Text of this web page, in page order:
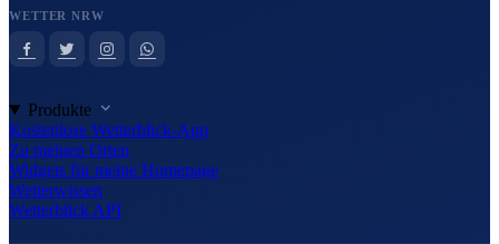
WETTER NRW
Produkte
Kostenlose Wetterblick-App
Zu meinen Orten
Widgets für meine Homepage
Wetterwissen
Wetterblick API